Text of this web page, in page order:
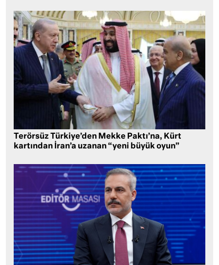
Terörsüz Türkiye’den Mekke Paktı’na, Kürt
kartından İran’a uzanan “yeni büyük oyun”